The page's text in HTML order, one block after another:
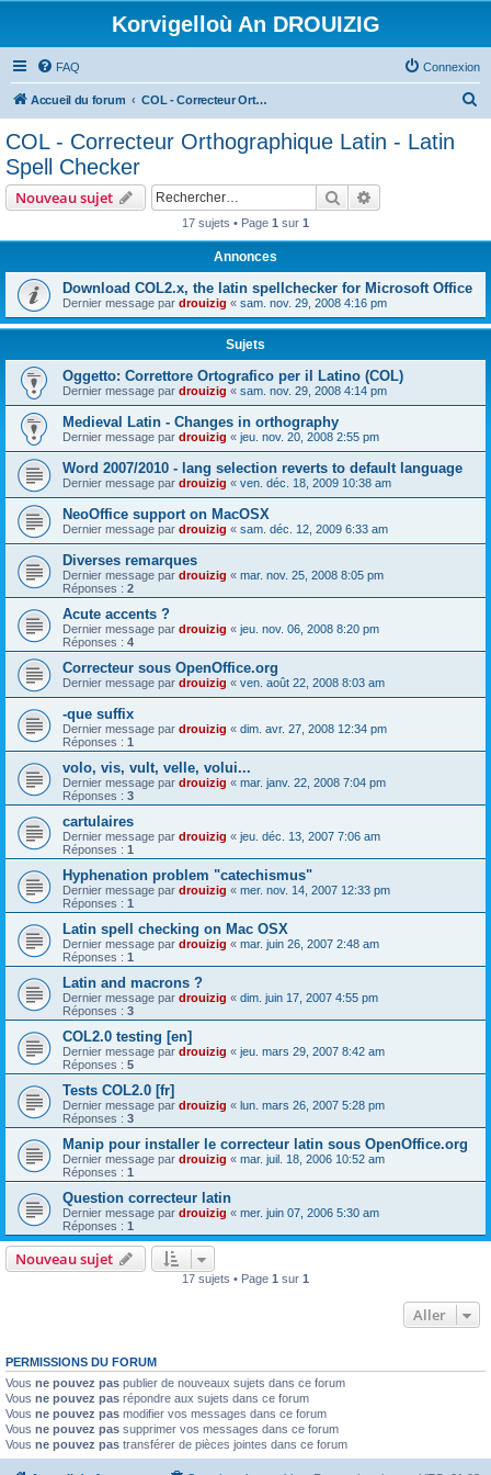
Korvigelloù An DROUIZIG
FAQ Connexion
Accueil du forum COL - Correcteur Orthographique Latin - Latin Spell Checker
COL - Correcteur Orthographique Latin - Latin
Spell Checker
Nouveau sujet Rechercher
17 sujets • Page 1 sur 1
Annonces
Download COL2.x, the latin spellchecker for Microsoft Office
Dernier message par drouizig « sam. nov. 29, 2008 4:16 pm
Sujets
Oggetto: Correttore Ortografico per il Latino (COL)
Dernier message par drouizig « sam. nov. 29, 2008 4:14 pm
Medieval Latin - Changes in orthography
Dernier message par drouizig « jeu. nov. 20, 2008 2:55 pm
Word 2007/2010 - lang selection reverts to default language
Dernier message par drouizig « ven. déc. 18, 2009 10:38 am
NeoOffice support on MacOSX
Dernier message par drouizig « sam. déc. 12, 2009 6:33 am
Diverses remarques
Dernier message par drouizig « mar. nov. 25, 2008 8:05 pm
Réponses : 2
Acute accents ?
Dernier message par drouizig « jeu. nov. 06, 2008 8:20 pm
Réponses : 4
Correcteur sous OpenOffice.org
Dernier message par drouizig « ven. août 22, 2008 8:03 am
-que suffix
Dernier message par drouizig « dim. avr. 27, 2008 12:34 pm
Réponses : 1
volo, vis, vult, velle, volui...
Dernier message par drouizig « mar. janv. 22, 2008 7:04 pm
Réponses : 3
cartulaires
Dernier message par drouizig « jeu. déc. 13, 2007 7:06 am
Réponses : 1
Hyphenation problem "catechismus"
Dernier message par drouizig « mer. nov. 14, 2007 12:33 pm
Réponses : 1
Latin spell checking on Mac OSX
Dernier message par drouizig « mar. juin 26, 2007 2:48 am
Réponses : 1
Latin and macrons ?
Dernier message par drouizig « dim. juin 17, 2007 4:55 pm
Réponses : 3
COL2.0 testing [en]
Dernier message par drouizig « jeu. mars 29, 2007 8:42 am
Réponses : 5
Tests COL2.0 [fr]
Dernier message par drouizig « lun. mars 26, 2007 5:28 pm
Réponses : 3
Manip pour installer le correcteur latin sous OpenOffice.org
Dernier message par drouizig « mar. juil. 18, 2006 10:52 am
Réponses : 1
Question correcteur latin
Dernier message par drouizig « mer. juin 07, 2006 5:30 am
Réponses : 1
Nouveau sujet
17 sujets • Page 1 sur 1
Aller
PERMISSIONS DU FORUM
Vous ne pouvez pas publier de nouveaux sujets dans ce forum
Vous ne pouvez pas répondre aux sujets dans ce forum
Vous ne pouvez pas modifier vos messages dans ce forum
Vous ne pouvez pas supprimer vos messages dans ce forum
Vous ne pouvez pas transférer de pièces jointes dans ce forum